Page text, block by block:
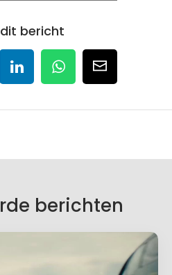
bericht
berichten